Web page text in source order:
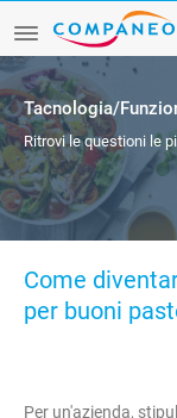
Tacnologia/
Ritrovi le questioni le
Come
per buoni
Per un'azienda,